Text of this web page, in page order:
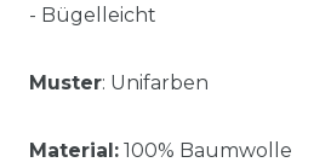
- Bügelleicht
Muster: Unifarben
Material: 100% Baumwolle